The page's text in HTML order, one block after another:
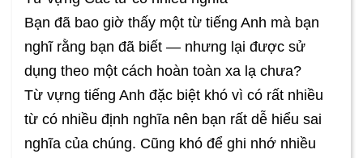
Bạn đã bao giờ thấy một từ tiếng Anh mà bạn
nghĩ rằng bạn đã biết — nhưng lại được sử
dụng theo một cách hoàn toàn xa lạ chưa?
Từ vựng tiếng Anh đặc biệt khó vì có rất nhiều
từ có nhiều định nghĩa nên bạn rất dễ hiểu sai
nghĩa của chúng. Cũng khó để ghi nhớ nhiều